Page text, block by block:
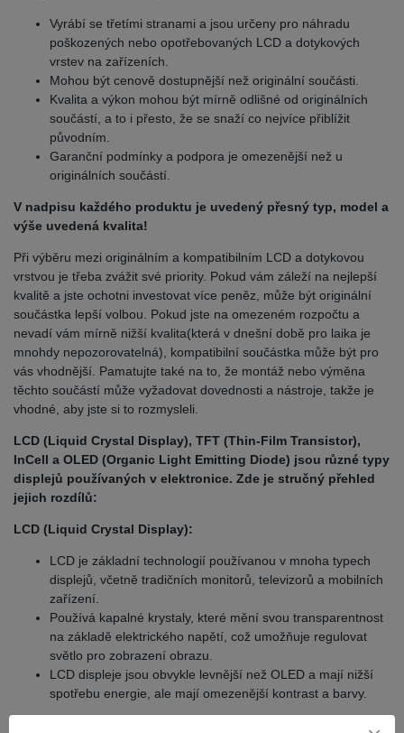
Vyrábí se třetími stranami a jsou určeny pro náhradu
poškozených nebo opotřebovaných LCD a dotykových
vrstev na zařízeních.
Mohou být cenově dostupnější než originální součásti.
Kvalita a výkon mohou být mírně odlišné od originálních
součástí, a to i přesto, že se snaží co nejvíce přiblížit
původním.
Garanční podmínky a podpora je omezenější než u
originálních součástí.
V nadpisu každého produktu je uvedený přesný typ, model a
výše uvedená kvalita!
Při výběru mezi originálním a kompatibilním LCD a dotykovou
vrstvou je třeba zvážit své priority. Pokud vám záleží na nejlepší
kvalitě a jste ochotni investovat více peněz, může být originální
součástka lepší volbou. Pokud jste na omezeném rozpočtu a
nevadí vám mírně nižší kvalita(která v dnešní době pro laika je
mnohdy nepozorovatelná), kompatibilní součástka může být pro
vás vhodnější. Pamatujte také na to, že montáž nebo výměna
těchto součástí může vyžadovat dovednosti a nástroje, takže je
vhodné, aby jste si to rozmysleli.
LCD (Liquid Crystal Display), TFT (Thin-Film Transistor),
InCell a OLED (Organic Light Emitting Diode) jsou různé typy
displejů používaných v elektronice. Zde je stručný přehled
jejich rozdílů:
LCD (Liquid Crystal Display):
LCD je základní technologií používanou v mnoha typech
displejů, včetně tradičních monitorů, televizorů a mobilních
zařízení.
Používá kapalné krystaly, které mění svou transparentnost
na základě elektrického napětí, což umožňuje regulovat
světlo pro zobrazení obrazu.
LCD displeje jsou obvykle levnější než OLED a mají nižší
spotřebu energie, ale mají omezenější kontrast a barvy.